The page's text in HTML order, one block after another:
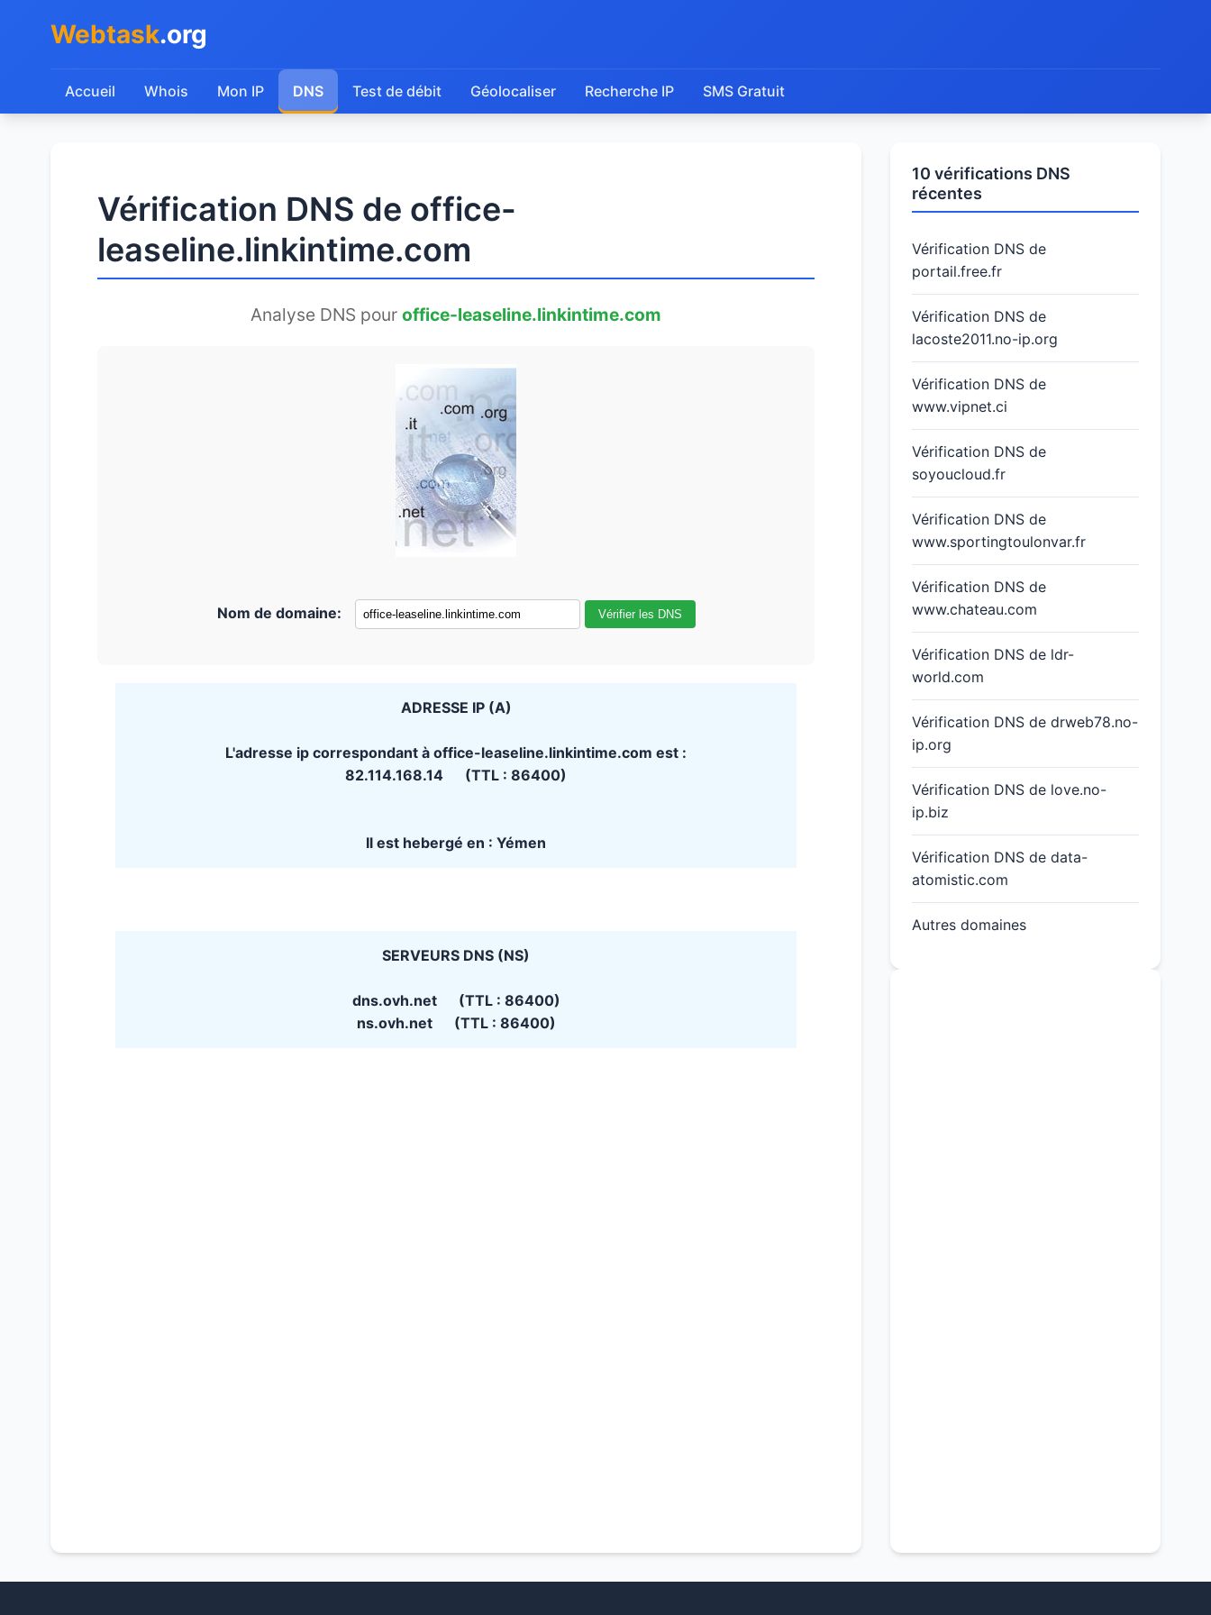
Webtask.org
Accueil Whois Mon IP DNS Test de débit Géolocaliser Recherche IP SMS Gratuit
Vérification DNS de office-
leaseline.linkintime.com
Analyse DNS pour office-leaseline.linkintime.com
Nom de domaine: Vérifier les DNS
ADRESSE IP (A)
L'adresse ip correspondant à office-leaseline.linkintime.com est :
82.114.168.14 (TTL : 86400)
Il est hebergé en : Yémen
SERVEURS DNS (NS)
dns.ovh.net (TTL : 86400)
ns.ovh.net (TTL : 86400)
10 vérifications DNS
récentes
Vérification DNS de
portail.free.fr
Vérification DNS de
lacoste2011.no-ip.org
Vérification DNS de
www.vipnet.ci
Vérification DNS de
soyoucloud.fr
Vérification DNS de
www.sportingtoulonvar.fr
Vérification DNS de
www.chateau.com
Vérification DNS de ldr-
world.com
Vérification DNS de drweb78.no-
ip.org
Vérification DNS de love.no-
ip.biz
Vérification DNS de data-
atomistic.com
Autres domaines